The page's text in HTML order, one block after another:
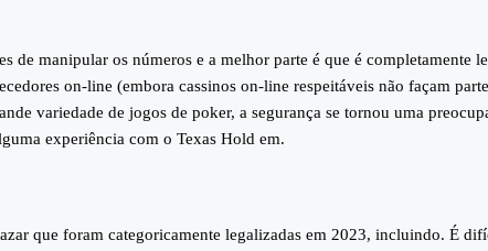
de manipular os números e a melhor parte é que é completamente
on-line (embora cassinos on-line respeitáveis não façam
variedade de jogos de poker, a segurança se tornou uma
experiência com o Texas Hold em.
que foram categoricamente legalizadas em 2023, incluindo. É